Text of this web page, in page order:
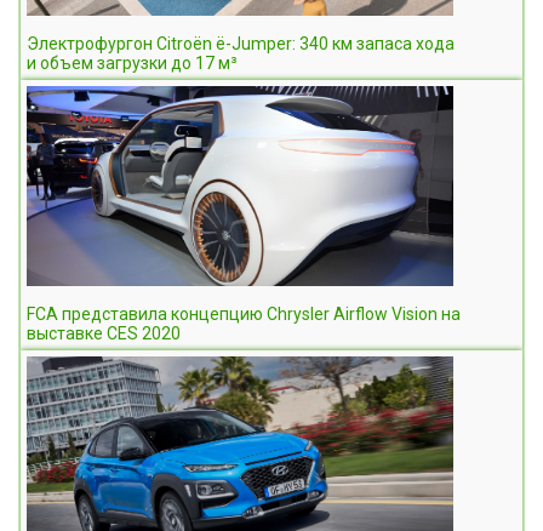
Электрофургон Citroën ë-Jumper: 340 км запаса хода
и объем загрузки до 17 м³
FCA представила концепцию Chrysler Airflow Vision на
выставке CES 2020